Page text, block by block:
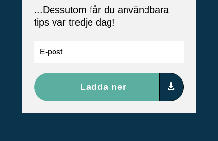
...Dessutom får du användbara
tips var tredje dag!
Ladda ner